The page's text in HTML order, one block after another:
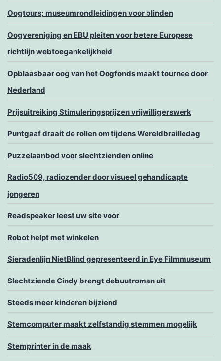
Oogtours; museumrondleidingen voor blinden
Oogvereniging en EBU pleiten voor betere Europese
richtlijn webtoegankelijkheid
Opblaasbaar oog van het Oogfonds maakt tournee door
Nederland
Prijsuitreiking Stimuleringsprijzen vrijwilligerswerk
Puntgaaf draait de rollen om tijdens Wereldbrailledag
Puzzelaanbod voor slechtzienden online
Radio509, radiozender door visueel gehandicapte
jongeren
Readspeaker leest uw site voor
Robot helpt met winkelen
Sieradenlijn NietBlind gepresenteerd in Eye Filmmuseum
Slechtziende Cindy brengt debuutroman uit
Steeds meer kinderen bijziend
Stemcomputer maakt zelfstandig stemmen mogelijk
Stemprinter in de maak